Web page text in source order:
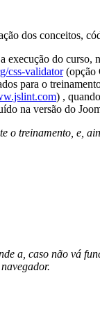
dos conceitos,
execução do
css-validator(opção
para o
) ,
na versão do
o treinamento, e,
a, caso não vá